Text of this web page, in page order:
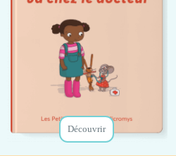
Découvrir